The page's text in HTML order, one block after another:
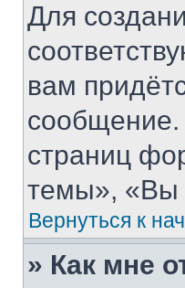
Для
вам
сообщение.
страниц
темы», «Вы
Вернуться к
» Как мне